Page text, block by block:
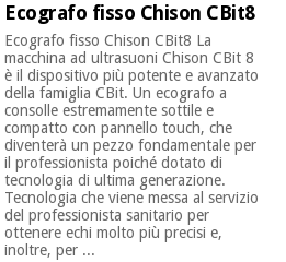
(liquidazione)
Armadi
sanitari
Veterinario
Ortopedia
Strumenti
Ecografo fisso Chison CBit8
Ecografo fisso Chison CBit8 La
macchina ad ultrasuoni Chison CBit 8
è il dispositivo più potente e avanzato
della famiglia CBit. Un ecografo a
consolle estremamente sottile e
compatto con pannello touch, che
diventerà un pezzo fondamentale per
il professionista poiché dotato di
tecnologia di ultima generazione.
Tecnologia che viene messa al servizio
del professionista sanitario per
ottenere echi molto più precisi e,
inoltre, per ...